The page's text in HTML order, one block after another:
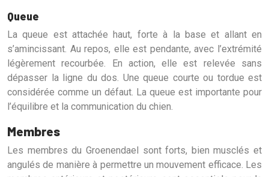
Queue
La queue est attachée haut, forte à la base et allant en
s’amincissant. Au repos, elle est pendante, avec l’extrémité
légèrement recourbée. En action, elle est relevée sans
dépasser la ligne du dos. Une queue courte ou tordue est
considérée comme un défaut. La queue est importante pour
l’équilibre et la communication du chien.
Membres
Les membres du Groenendael sont forts, bien musclés et
angulés de manière à permettre un mouvement efficace. Les